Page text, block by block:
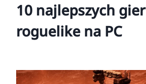
10 najlepszych gier
roguelike na PC